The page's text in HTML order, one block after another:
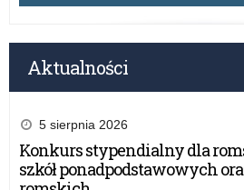
Aktualności
5 sierpnia 2026
Konkurs stypendialny dla
szkół ponadpodstawowych